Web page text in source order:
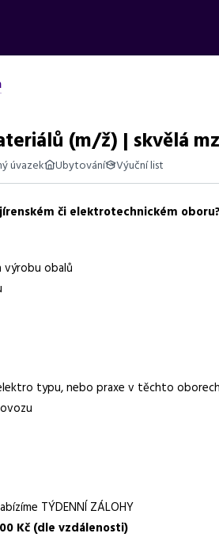
(m/ž) | skvělá
úvazek Ubytování Výuční list
Jihlavě, mzda až 60 000 Kč, bonusy,
obalových materiálů
DreamJob s.r.o.
na pracovišti
či elektrotechnickém
výrobu obalů
typu, nebo praxe v těchto oborech
TÝDENNÍ ZÁLOHY
Kč (dle vzdálenosti)